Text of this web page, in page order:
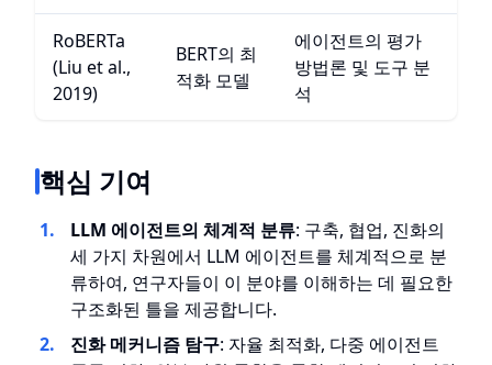
RoBERTa
(Liu et al.,
2019)
BERT의 최
적화 모델
에이전트의 평가
방법론 및 도구 분
석
핵심 기여
LLM 에이전트의 체계적 분류: 구축, 협업, 진화의
세 가지 차원에서 LLM 에이전트를 체계적으로 분
류하여, 연구자들이 이 분야를 이해하는 데 필요한
구조화된 틀을 제공합니다.
진화 메커니즘 탐구: 자율 최적화, 다중 에이전트